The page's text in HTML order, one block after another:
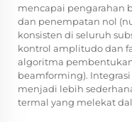
mencapai pengarahan
dan penempatan nol
konsisten di seluruh
kontrol amplitudo dan
algoritma
beamforming).
menjadi lebih
termal yang melekat